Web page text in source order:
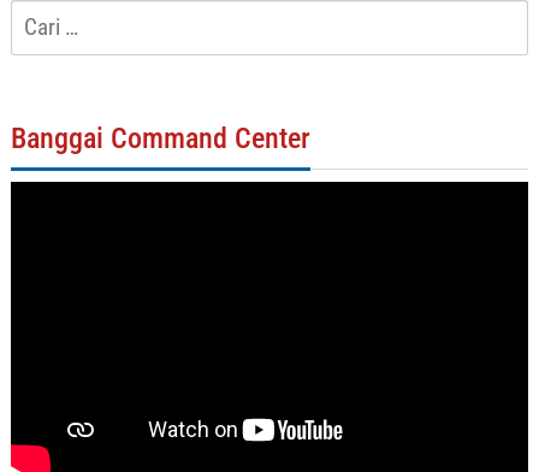
Cari
untuk:
Banggai Command Center